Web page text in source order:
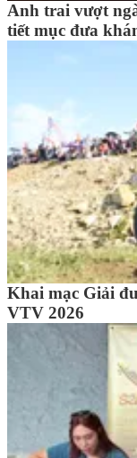
Anh trai vượt
tiết mục đưa
Khai mạc Giải
VTV 2026